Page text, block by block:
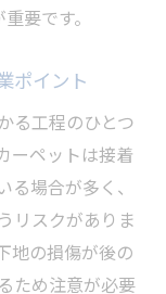
要です。
ポイント
る工程のひとつ
ーペットは接着
場合が多く、
リスクがありま
地の損傷が後の
ため注意が必要